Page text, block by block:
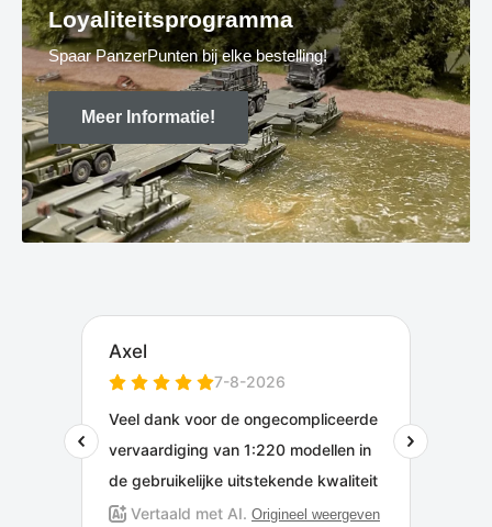
Loyaliteitsprogramma
Spaar PanzerPunten bij elke bestelling!
Meer Informatie!